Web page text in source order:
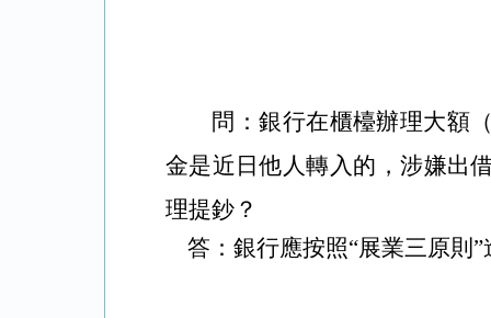
問：銀行在櫃檯辦理大額
金是近日他人轉入的，涉嫌出
理提鈔？
答：銀行應按照“展業三原則”